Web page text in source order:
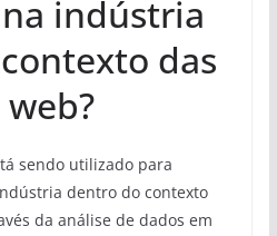
indústria
das
sendo utilizado para
dentro do contexto
da análise de dados em